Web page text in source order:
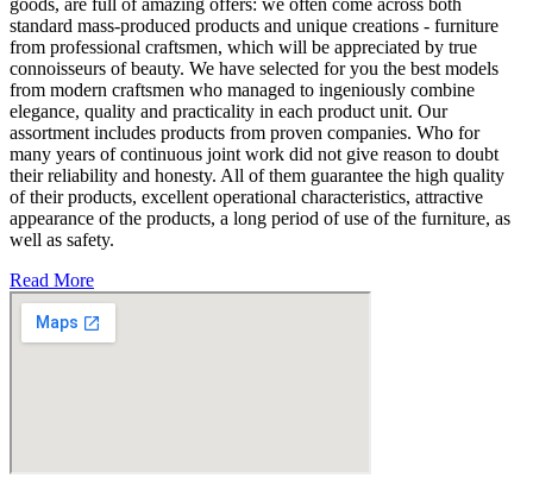
standard mass-produced products and unique creations - furniture
from professional craftsmen, which will be appreciated by true
connoisseurs of beauty. We have selected for you the best models
from modern craftsmen who managed to ingeniously combine
elegance, quality and practicality in each product unit. Our
assortment includes products from proven companies. Who for
many years of continuous joint work did not give reason to doubt
their reliability and honesty. All of them guarantee the high quality
of their products, excellent operational characteristics, attractive
appearance of the products, a long period of use of the furniture, as
well as safety.
Read More